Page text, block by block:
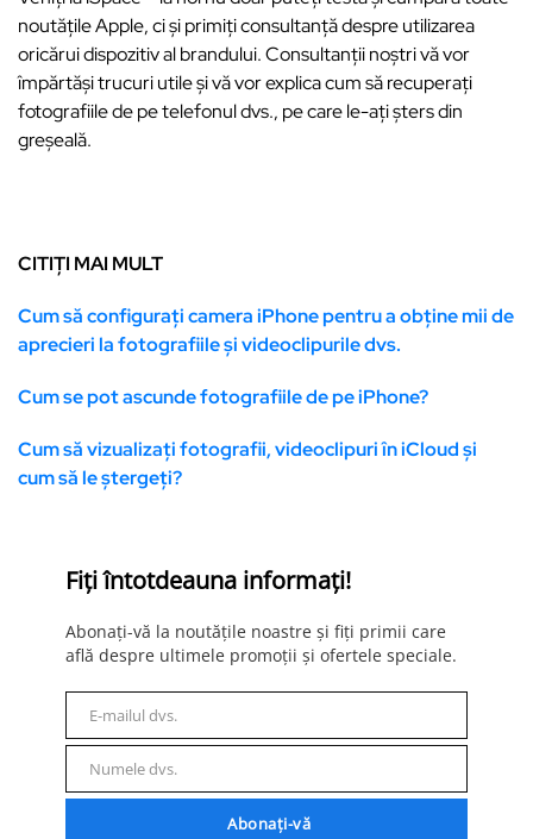
noutățile Apple, ci și primiți consultanță despre utilizarea
oricărui dispozitiv al brandului. Consultanții noștri vă vor
împărtăși trucuri utile și vă vor explica cum să recuperați
fotografiile de pe telefonul dvs., pe care le-ați șters din
greșeală.
CITIȚI MAI MULT
Cum să configurați camera iPhone pentru a obține mii de
aprecieri la fotografiile și videoclipurile dvs.
Cum se pot ascunde fotografiile de pe iPhone?
Cum să vizualizați fotografii, videoclipuri în iCloud și
cum să le ștergeți?
Fiți întotdeauna informați!
Abonați-vă la noutățile noastre și fiți primii care
află despre ultimele promoții și ofertele speciale.
E-
mail
E-mailul dvs.
Nume
Numele dvs.
Abonați-vă